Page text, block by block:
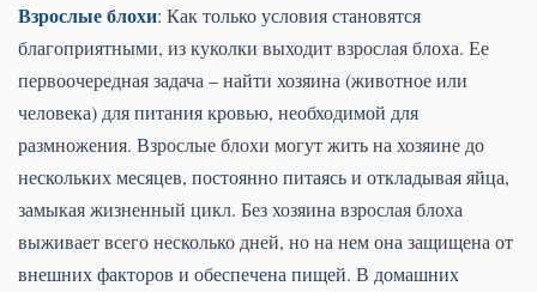
Взрослые блохи: Как только условия становятся
благоприятными, из куколки выходит взрослая блоха. Ее
первоочередная задача – найти хозяина (животное или
человека) для питания кровью, необходимой для
размножения. Взрослые блохи могут жить на хозяине до
нескольких месяцев, постоянно питаясь и откладывая яйца,
замыкая жизненный цикл. Без хозяина взрослая блоха
выживает всего несколько дней, но на нем она защищена от
внешних факторов и обеспечена пищей. В домашних